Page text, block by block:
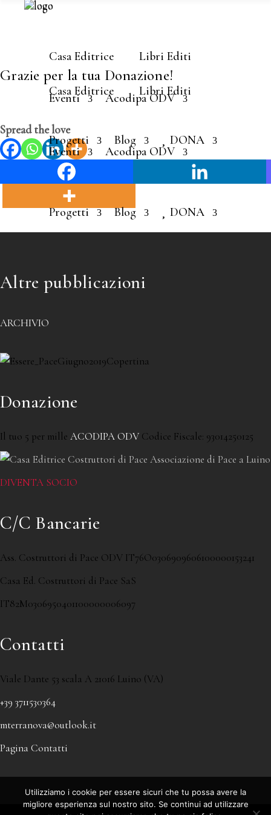
Casa Editrice Libri Editi
Eventi Acodipa ODV
Progetti Blog DONA
Casa Editrice Libri Editi
Eventi Acodipa ODV
Progetti Blog DONA
Grazie per la tua Donazione!
Spread the love
Altre pubblicazioni
ARCHIVIO
Donazione
Il tuo 5 per mille ACODIPA ODV Codice Fiscale: 93014250125
DIVENTA SOCIO
C/C Bancarie
Ass. Costruttori di Pace ODV IT76O0306909606100000153241
Casa Ed. Costruttori di Pace SaS
IT82M0306950401100000006097
Contatti
Viale Dante 53 scala A 21016 Luino (VA)
+39 3711530364
mterranova@outlook.it
Pagina Contatti
Utilizziamo i cookie per essere sicuri che tu possa avere la
migliore esperienza sul nostro sito. Se continui ad utilizzare